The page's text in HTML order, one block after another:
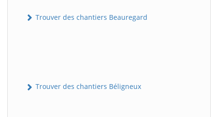
Trouver des chantiers Beauregard
Trouver des chantiers Béligneux